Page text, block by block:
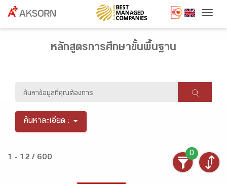
หลักสูตรการศึกษาขั้นพื้นฐาน
ค้นหาละเอียด :
1 - 12 / 600
0